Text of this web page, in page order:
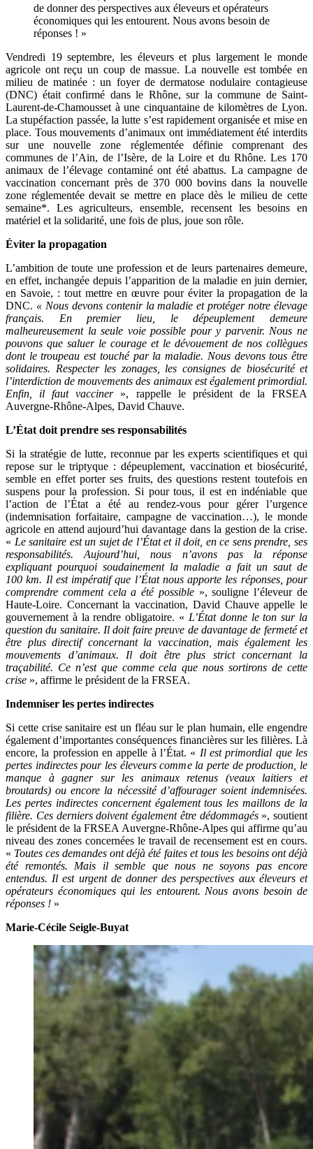
de donner des perspectives aux éleveurs et opérateurs
économiques qui les entourent. Nous avons besoin de
réponses ! »
Vendredi 19 septembre, les éleveurs et plus largement le monde
agricole ont reçu un coup de massue. La nouvelle est tombée en
milieu de matinée : un foyer de dermatose nodulaire contagieuse
(DNC) était confirmé dans le Rhône, sur la commune de Saint-
Laurent-de-Chamousset à une cinquantaine de kilomètres de Lyon.
La stupéfaction passée, la lutte s’est rapidement organisée et mise en
place. Tous mouvements d’animaux ont immédiatement été interdits
sur une nouvelle zone réglementée définie comprenant des
communes de l’Ain, de l’Isère, de la Loire et du Rhône. Les 170
animaux de l’élevage contaminé ont été abattus. La campagne de
vaccination concernant près de 370 000 bovins dans la nouvelle
zone réglementée devait se mettre en place dès le milieu de cette
semaine*. Les agriculteurs, ensemble, recensent les besoins en
matériel et la solidarité, une fois de plus, joue son rôle.
Éviter la propagation
L’ambition de toute une profession et de leurs partenaires demeure,
en effet, inchangée depuis l’apparition de la maladie en juin dernier,
en Savoie, : tout mettre en œuvre pour éviter la propagation de la
DNC. « Nous devons contenir la maladie et protéger notre élevage
français. En premier lieu, le dépeuplement demeure
malheureusement la seule voie possible pour y parvenir. Nous ne
pouvons que saluer le courage et le dévouement de nos collègues
dont le troupeau est touché par la maladie. Nous devons tous être
solidaires. Respecter les zonages, les consignes de biosécurité et
l’interdiction de mouvements des animaux est également primordial.
Enfin, il faut vacciner», rappelle le président de la FRSEA
Auvergne-Rhône-Alpes, David Chauve.
L’État doit prendre ses responsabilités
Si la stratégie de lutte, reconnue par les experts scientifiques et qui
repose sur le triptyque : dépeuplement, vaccination et biosécurité,
semble en effet porter ses fruits, des questions restent toutefois en
suspens pour la profession. Si pour tous, il est en indéniable que
l’action de l’État a été au rendez-vous pour gérer l’urgence
(indemnisation forfaitaire, campagne de vaccination…), le monde
agricole en attend aujourd’hui davantage dans la gestion de la crise.
« Le sanitaire est un sujet de l’État et il doit, en ce sens prendre, ses
responsabilités. Aujourd’hui, nous n’avons pas la réponse
expliquant pourquoi soudainement la maladie a fait un saut de
100 km. Il est impératif que l’État nous apporte les réponses, pour
comprendre comment cela a été possible», souligne l’éleveur de
Haute-Loire. Concernant la vaccination, David Chauve appelle le
gouvernement à la rendre obligatoire. « L’État donne le ton sur la
question du sanitaire. Il doit faire preuve de davantage de fermeté et
être plus directif concernant la vaccination, mais également les
mouvements d’animaux. Il doit être plus strict concernant la
traçabilité. Ce n’est que comme cela que nous sortirons de cette
crise », affirme le président de la FRSEA.
Indemniser les pertes indirectes
Si cette crise sanitaire est un fléau sur le plan humain, elle engendre
également d’importantes conséquences financières sur les filières. Là
encore, la profession en appelle à l’État. « Il est primordial que les
pertes indirectes pour les éleveurs comme la perte de production, le
manque à gagner sur les animaux retenus (veaux laitiers et
broutards) ou encore la nécessité d’affourager soient indemnisées.
Les pertes indirectes concernent également tous les maillons de la
filière. Ces derniers doivent également être dédommagés», soutient
le président de la FRSEA Auvergne-Rhône-Alpes qui affirme qu’au
niveau des zones concernées le travail de recensement est en cours.
« Toutes ces demandes ont déjà été faites et tous les besoins ont déjà
été remontés. Mais il semble que nous ne soyons pas encore
entendus. Il est urgent de donner des perspectives aux éleveurs et
opérateurs économiques qui les entourent. Nous avons besoin de
réponses ! »
Marie-Cécile Seigle-Buyat